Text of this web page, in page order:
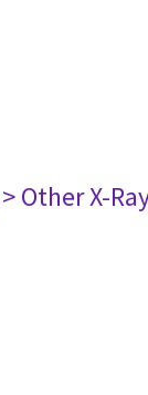
> Other X-